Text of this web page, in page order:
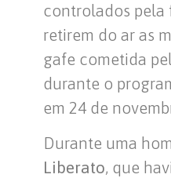
controlados pela
retirem do ar as
gafe cometida
durante o
em 24 de
Durante uma
Liberato, que